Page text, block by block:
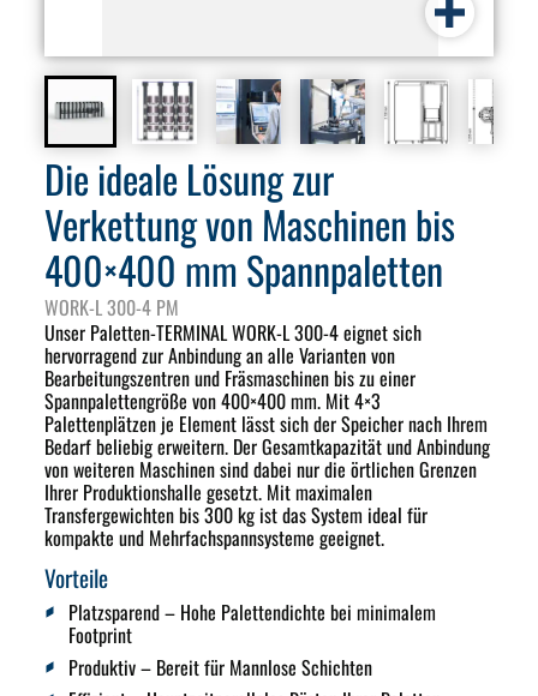
WORK-L 300-4 PM
Die ideale Lösung zur
Verkettung von Maschinen bis
400×400 mm Spannpaletten
Unser Paletten-TERMINAL WORK-L 300-4 eignet sich
hervorragend zur Anbindung an alle Varianten von
Bearbeitungszentren und Fräsmaschinen bis zu einer
Spannpalettengröße von 400×400 mm. Mit 4×3
Palettenplätzen je Element lässt sich der Speicher nach Ihrem
Bedarf beliebig erweitern. Der Gesamtkapazität und Anbindung
von weiteren Maschinen sind dabei nur die örtlichen Grenzen
Ihrer Produktionshalle gesetzt. Mit maximalen
Transfergewichten bis 300 kg ist das System ideal für
kompakte und Mehrfachspannsysteme geeignet.
Vorteile
Platzsparend– Hohe Palettendichte bei minimalem
Footprint
Produktiv– Bereit für Mannlose Schichten